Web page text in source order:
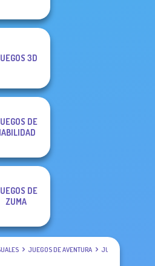
3D
DE
DE
ZUMA
JUEGOS DE AVENTURA JUEGOS DE